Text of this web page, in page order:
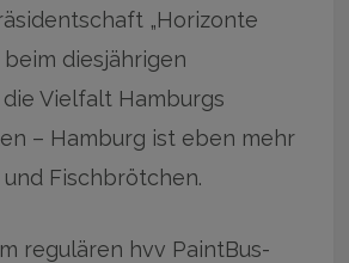
„Horizonte
beim diesjährigen
Vielfalt Hamburgs
– Hamburg ist eben mehr
Fischbrötchen.
regulären hvv PaintBus-